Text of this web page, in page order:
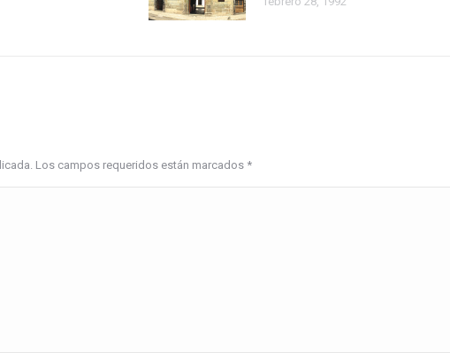
Los campos requeridos están marcados *